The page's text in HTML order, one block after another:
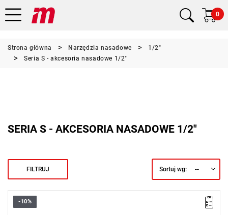
0
Strona główna Narzędzia nasadowe
1/2"
Seria S - akcesoria nasadowe 1/2"
SERIA S - AKCESORIA NASADOWE 1/2"
FILTRUJ Sortuj wg: --
-10%